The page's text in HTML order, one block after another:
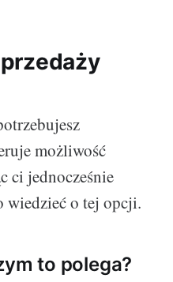
możliwość
ci jednocześnie
wiedzieć o tej opcji.
to polega?